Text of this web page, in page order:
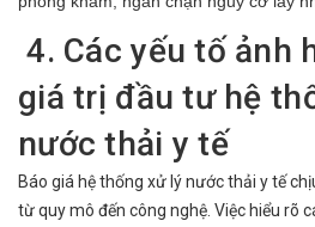
4. Các yếu tố ảnh
giá trị đầu tư hệ
nước thải y tế
Báo giá hệ thống xử lý nước thải y tế
từ quy mô đến công nghệ. Việc hiểu rõ